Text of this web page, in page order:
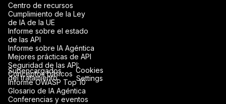
Centro de recursos
Cumplimiento de la Ley
de IA de la UE
Informe sobre el estado
de las API
Informe sobre IA Agéntica
Mejores prácticas de API
Seguridad de las API:
Conceptos básicos
Informe OWASP Top 10
Glosario de IA Agéntica
Conferencias y eventos
Subencargados
del tratamiento
Cookies
Settings